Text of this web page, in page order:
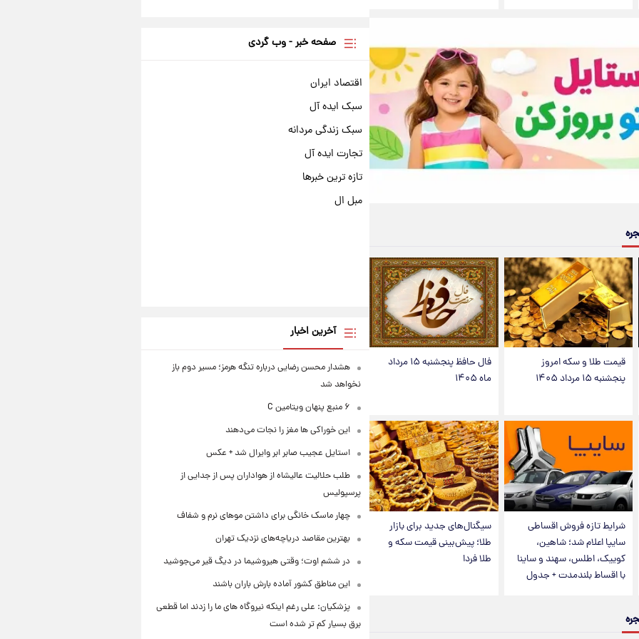
قیمت طلا و سکه امروز
پنجشنبه ۱۵ مرداد ۱۴۰۵
فال حافظ پنجشنبه ۱۵ مرداد
ماه ۱۴۰۵
شرایط تازه فروش اقساطی
سایپا اعلام شد؛ شاهین،
کوییک، اطلس، سهند و ساینا
با اقساط بلندمدت + جدول
سیگنال‌های جدید برای بازار
طلا؛ پیش‌بینی قیمت سکه و
طلا فردا
صفحه خبر - وب گردی
اقتصاد ایران
سبک ایده آل
سبک زندگی مردانه
تجارت ایده آل
تازه ترین خبرها
مبل ال
آخرین اخبار
هشدار محسن رضایی درباره تنگه هرمز؛ مسیر دوم باز
نخواهد شد
۶ منبع پنهان ویتامین C
این خوراکی ها مغز را نجات می‌دهند
استایل عجیب صابر ابر وایرال شد + عکس
طلب حلالیت عالیشاه از هواداران پس از جدایی از
پرسپولیس
چهار ماسک خانگی برای داشتن موهای نرم و شفاف
بهترین مقاصد دریاچه‌های نزدیک تهران
در ششم اوت؛ وقتی هیروشیما در دیگ قیر می‌جوشید
این مناطق کشور آماده بارش باران باشند
پزشکیان: علی رغم اینکه نیروگاه های ما را زدند اما قطعی
برق بسیار کم تر شده است